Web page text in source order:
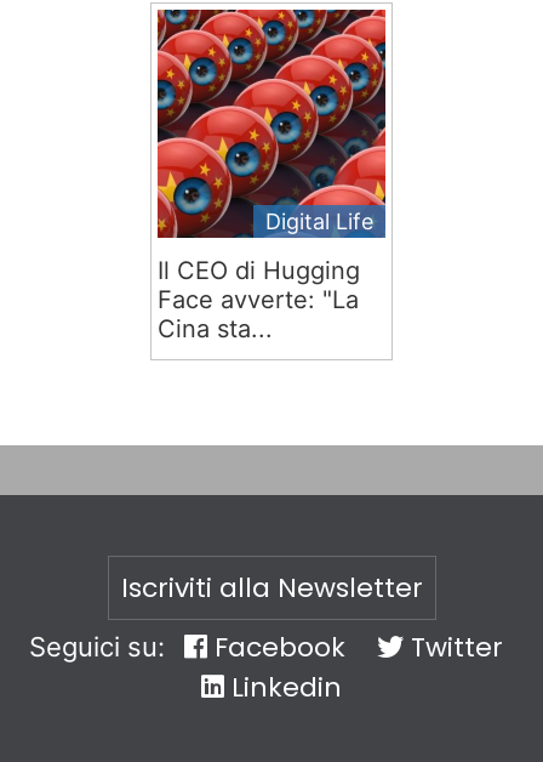
Digital Life
Il CEO di Hugging
Face avverte: "La
Cina sta...
Iscriviti alla Newsletter
Seguici su: Facebook
Twitter
Linkedin